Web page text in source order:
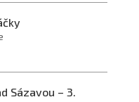
Sázavou – 3.